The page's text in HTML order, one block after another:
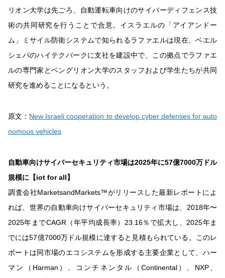
リオン大学は先ごろ、自動運転車向けのサイバーディフェンス技
術の共同研究を行うことで合意。イスラエルの「アイアンドー
ム」ミサイル防衛システムで知られるラファエルは現在、ベエル
シェバのハイテクパークに支社を建設中で、この拠点でラファエ
ルの専門家とベングリオン大学のスタッフおよび学生たちが共同
研究を進めることになるという。
原文： New Israeli cooperation to develop cyber defenses for auto
nomous vehicles
自動車向けサイバーセキュリティ市場は2025年に57億7000万ドル
規模に【iot for all】
調査会社MarketsandMarkets™がリリースした最新レポートによ
れば、世界の自動車向けサイバーセキュリティ市場は、2018年〜
2025年までCAGR（年平均成長率）23.16％で拡大し、2025年ま
でには57億7000万ドル規模に達すると見積もられている。このレ
ポートは同市場のエコシステムを形成する主要企業として、ハー
マン（Harman）、コンチネンタル（Continental）、NXP、